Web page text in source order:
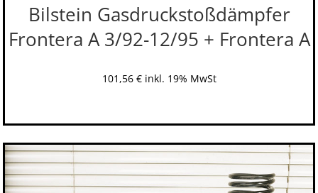
Bilstein Gasdruckstoßdämpfer
Frontera A 3/92-12/95 + Frontera A
101,56 € inkl. 19% MwSt